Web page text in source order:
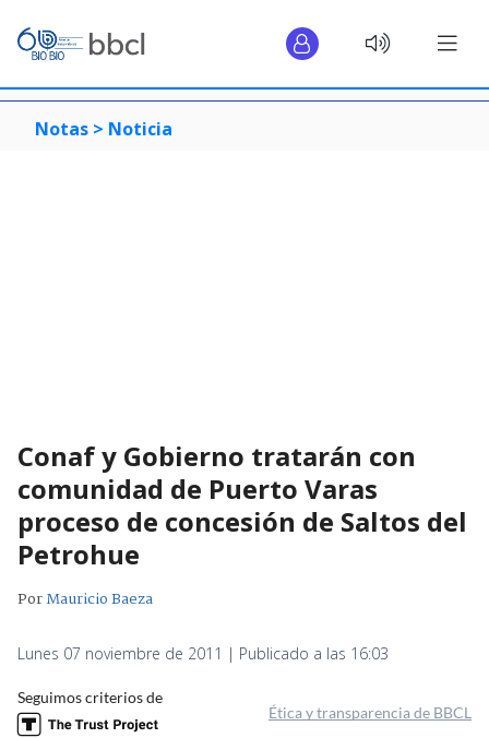
Notas > Noticia
Conaf y Gobierno tratarán con
comunidad de Puerto Varas
proceso de concesión de Saltos del
Petrohue
PorMauricio Baeza
Lunes 07 noviembre de 2011 | Publicado a las 16:03
Seguimos criterios de
Ética y transparencia de BBCL